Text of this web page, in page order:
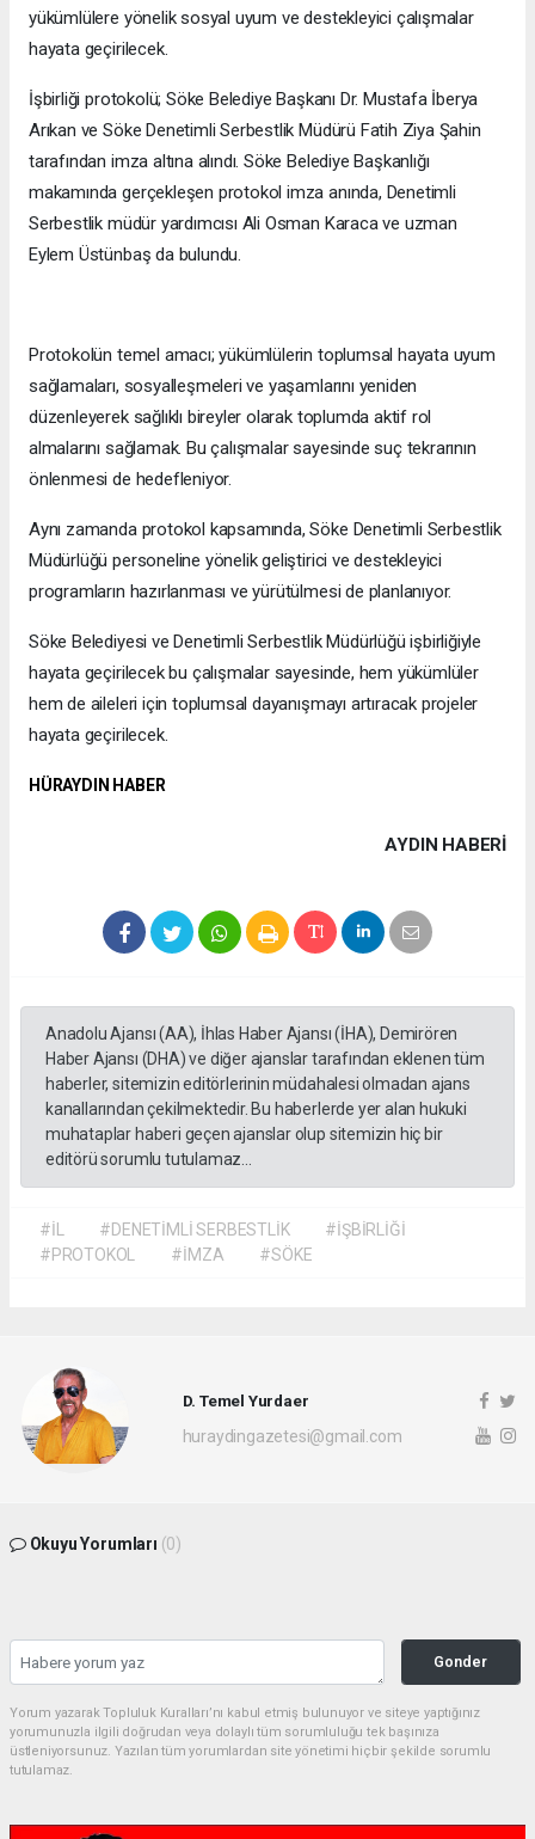
yükümlülere yönelik sosyal uyum ve destekleyici çalışmalar
hayata geçirilecek.
İşbirliği protokolü; Söke Belediye Başkanı Dr. Mustafa İberya
Arıkan ve Söke Denetimli Serbestlik Müdürü Fatih Ziya Şahin
tarafından imza altına alındı. Söke Belediye Başkanlığı
makamında gerçekleşen protokol imza anında, Denetimli
Serbestlik müdür yardımcısı Ali Osman Karaca ve uzman
Eylem Üstünbaş da bulundu.
Protokolün temel amacı; yükümlülerin toplumsal hayata uyum
sağlamaları, sosyalleşmeleri ve yaşamlarını yeniden
düzenleyerek sağlıklı bireyler olarak toplumda aktif rol
almalarını sağlamak. Bu çalışmalar sayesinde suç tekrarının
önlenmesi de hedefleniyor.
Aynı zamanda protokol kapsamında, Söke Denetimli Serbestlik
Müdürlüğü personeline yönelik geliştirici ve destekleyici
programların hazırlanması ve yürütülmesi de planlanıyor.
Söke Belediyesi ve Denetimli Serbestlik Müdürlüğü işbirliğiyle
hayata geçirilecek bu çalışmalar sayesinde, hem yükümlüler
hem de aileleri için toplumsal dayanışmayı artıracak projeler
hayata geçirilecek.
HÜRAYDIN HABER
AYDIN HABERİ
Anadolu Ajansı (AA), İhlas Haber Ajansı (İHA), Demirören
Haber Ajansı (DHA) ve diğer ajanslar tarafından eklenen tüm
haberler, sitemizin editörlerinin müdahalesi olmadan ajans
kanallarından çekilmektedir. Bu haberlerde yer alan hukuki
muhataplar haberi geçen ajanslar olup sitemizin hiç bir
editörü sorumlu tutulamaz...
#İL #DENETİMLİ SERBESTLİK
#İŞBİRLİĞİ
#PROTOKOL
#İMZA #SÖKE
D. Temel Yurdaer
huraydingazetesi@gmail.com
Okuyu Yorumları (0)
Gonder
Yorum yazarak Topluluk Kuralları’nı kabul etmiş bulunuyor ve siteye yaptığınız
yorumunuzla ilgili doğrudan veya dolaylı tüm sorumluluğu tek başınıza
üstleniyorsunuz. Yazılan tüm yorumlardan site yönetimi hiçbir şekilde sorumlu
tutulamaz.